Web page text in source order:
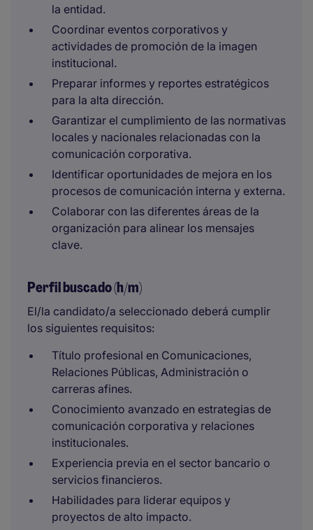
la entidad.
Coordinar eventos corporativos y
actividades de promoción de la imagen
institucional.
Preparar informes y reportes estratégicos
para la alta dirección.
Garantizar el cumplimiento de las normativas
locales y nacionales relacionadas con la
comunicación corporativa.
Identificar oportunidades de mejora en los
procesos de comunicación interna y externa.
Colaborar con las diferentes áreas de la
organización para alinear los mensajes
clave.
Perfil buscado (h/m)
El/la candidato/a seleccionado deberá cumplir
los siguientes requisitos:
Título profesional en Comunicaciones,
Relaciones Públicas, Administración o
carreras afines.
Conocimiento avanzado en estrategias de
comunicación corporativa y relaciones
institucionales.
Experiencia previa en el sector bancario o
servicios financieros.
Habilidades para liderar equipos y
proyectos de alto impacto.